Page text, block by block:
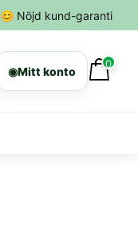
😊 Nöjd kund-garanti
◉Mitt konto
0